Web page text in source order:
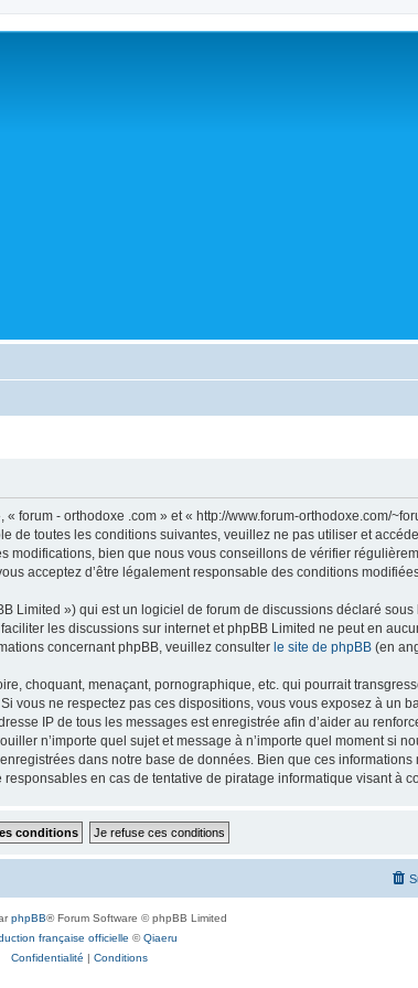
forum - orthodoxe .com » et « http://www.forum-orthodoxe.com/
de toutes les conditions suivantes, veuillez ne pas utiliser et
bien que nous vous conseillons de vérifier
acceptez d’être légalement responsable des conditions
Limited ») qui est un logiciel de forum de discussions déclaré sous
les discussions sur internet et phpBB Limited ne peut en
concernant phpBB, veuillez consulter le site de phpBB (en
choquant, menaçant, pornographique, etc. qui pourrait
ne respectez pas ces dispositions, vous vous exposez à un
IP de tous les messages est enregistrée afin d’aider au
n’importe quel sujet et message à n’importe quel moment si
dans notre base de données. Bien que ces
en cas de tentative de piratage informatique visant à
phpBB® Forum Software © phpBB Limited
française officielle ©Qiaeru
Confidentialité | Conditions